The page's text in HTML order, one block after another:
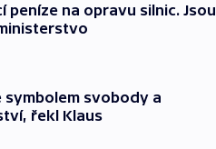
peníze na opravu silnic. Jsou
symbolem svobody a
řekl Klaus